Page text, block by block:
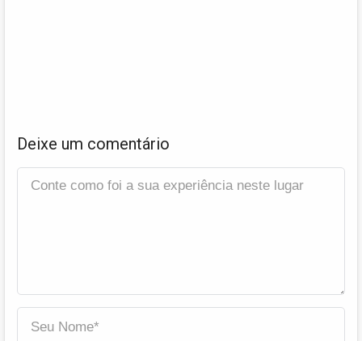
Deixe um comentário